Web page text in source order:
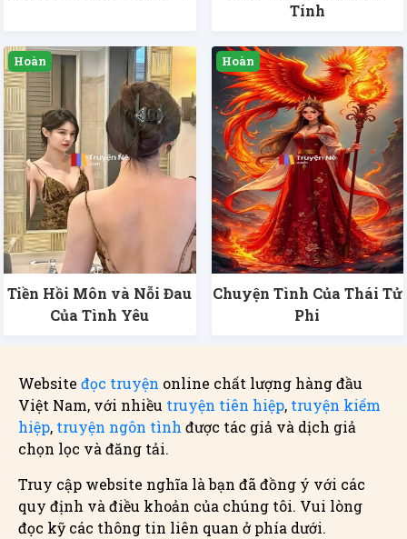
Tính
Tiền Hồi Môn và Nỗi Đau
Của Tình Yêu
Chuyện Tình Của Thái Tử
Phi
Website đọc truyện online chất lượng hàng đầu
Việt Nam, với nhiều truyện tiên hiệp, truyện kiếm
hiệp, truyện ngôn tình được tác giả và dịch giả
chọn lọc và đăng tải.
Truy cập website nghĩa là bạn đã đồng ý với các
quy định và điều khoản của chúng tôi. Vui lòng
đọc kỹ các thông tin liên quan ở phía dưới.